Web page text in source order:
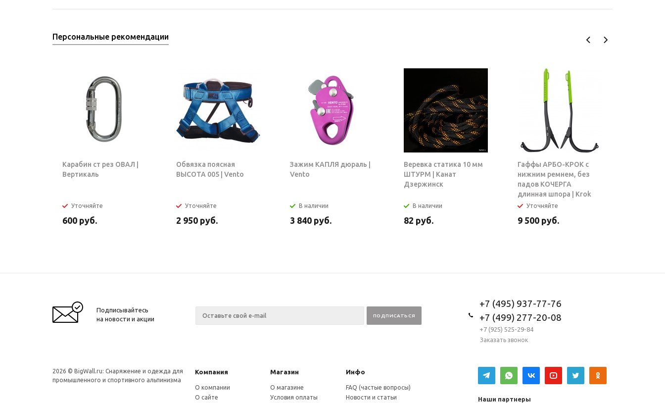
Персональные рекомендации
Карабин ст рез ОВАЛ |
Вертикаль
Уточняйте
600 руб.
Обвязка поясная
ВЫСОТА 005 | Vento
Уточняйте
2 950 руб.
Зажим КАПЛЯ дюраль |
Vento
В наличии
3 840 руб.
Веревка статика 10 мм
ШТУРМ | Канат
Дзержинск
В наличии
82 руб.
Гаффы АРБО-КРОК с
нижним ремнем, без
падов КОЧЕРГА
длинная шпора | Krok
Уточняйте
9 500 руб.
Подписывайтесь
на новости и акции
+7 (495) 937-77-76
+7 (499) 277-20-08
+7 (925) 525-29-84
Заказать звонок
2026 © BigWall.ru: Снаряжение и одежда для
промышленного и спортивного альпинизма
Компания Магазин Инфо
О компании
О сайте
О магазине
Условия оплаты
FAQ (частые вопросы)
Новости и статьи
Наши партнеры